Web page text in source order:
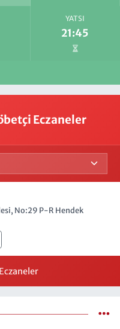
YATSI
21:45
Eczaneler
No:29 P-R Hendek